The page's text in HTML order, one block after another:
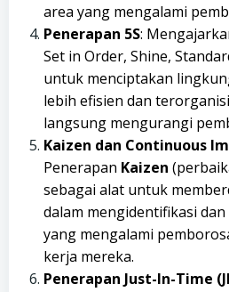
area yang mengalami
Penerapan 5S:
Set in Order, Shine,
untuk menciptakan
lebih efisien dan
langsung mengurangi
Kaizen dan Continuous
Penerapan Kaizen
sebagai alat untuk
dalam mengidentifikasi
yang mengalami
kerja mereka.
Penerapan Just-In-Time